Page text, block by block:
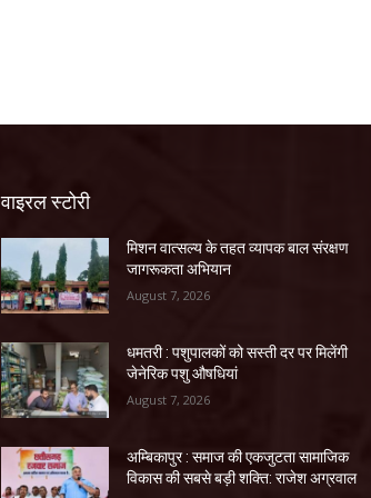
वाइरल स्टोरी
मिशन वात्सल्य के तहत व्यापक बाल संरक्षण
जागरूकता अभियान
August 7, 2026
धमतरी : पशुपालकों को सस्ती दर पर मिलेंगी
जेनेरिक पशु औषधियां
August 7, 2026
अम्बिकापुर : समाज की एकजुटता सामाजिक
विकास की सबसे बड़ी शक्ति: राजेश अग्रवाल